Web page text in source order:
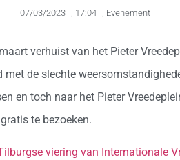
07/03/2023 17:04 Evenement
verhuist van het Pieter
de slechte
en toch naar het Pieter
te bezoeken.
viering van Internationale